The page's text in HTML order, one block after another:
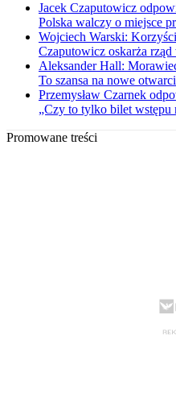
Jacek Czaputowicz
Polska walczy o miejsce
Wojciech Warski:
Czaputowicz oskarża
Aleksander Hall:
To szansa na nowe
Przemysław Czarnek
„Czy to tylko bilet wstępu
Promowane treści